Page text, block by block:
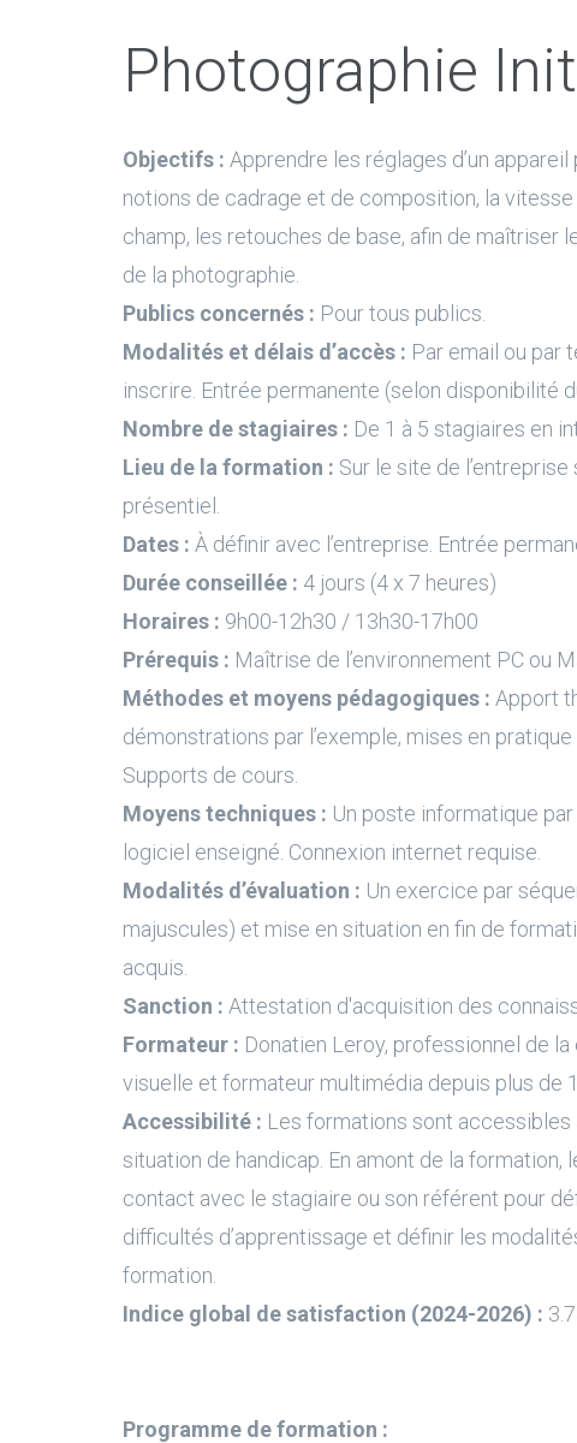
Photographie
Objectifs : Apprendre les réglages d’un
notions de cadrage et de composition, la
champ, les retouches de base, afin de maîtriser
de la photographie.
Publics concernés : Pour tous publics.
Modalités et délais d’accès : Par email ou par
inscrire. Entrée permanente (selon disponibilité
Nombre de stagiaires : De 1 à 5 stagiaires en
Lieu de la formation : Sur le site de l’entreprise
présentiel.
Dates : À définir avec l’entreprise. Entrée
Durée conseillée : 4 jours (4 x 7 heures)
Horaires : 9h00-12h30 / 13h30-17h00
Prérequis : Maîtrise de l’environnement PC ou
Méthodes et moyens pédagogiques : Apport
démonstrations par l’exemple, mises en
Supports de cours.
Moyens techniques : Un poste informatique
logiciel enseigné. Connexion internet requise.
Modalités d’évaluation : Un exercice par
majuscules) et mise en situation en fin de
acquis.
Sanction : Attestation d'acquisition des
Formateur : Donatien Leroy, professionnel de
visuelle et formateur multimédia depuis plus de
Accessibilité : Les formations sont accessibles
situation de handicap. En amont de la formation,
contact avec le stagiaire ou son référent pour
difficultés d’apprentissage et définir les
formation.
Indice global de satisfaction (2024-2026) :
Programme de formation :